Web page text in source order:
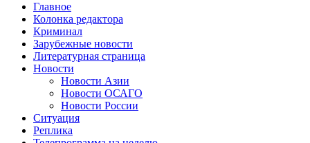
Главное
Колонка редактора
Криминал
Зарубежные новости
Литературная страница
Новости
Новости Азии
Новости ОСАГО
Новости России
Ситуация
Реплика